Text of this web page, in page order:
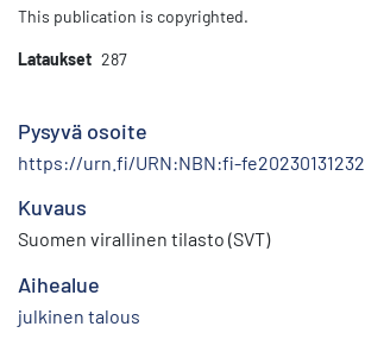
This publication is copyrighted.
Lataukset 287
Pysyvä osoite
https://urn.fi/URN:NBN:fi-
Kuvaus
Suomen virallinen tilasto (SVT)
Aihealue
julkinen talous